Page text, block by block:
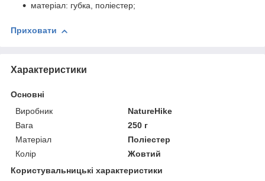
матеріал: губка, поліестер;
Приховати
Характеристики
Основні
Виробник
NatureHike
Вага
250 г
Матеріал
Поліестер
Колір
Жовтий
Користувальницькі характеристики